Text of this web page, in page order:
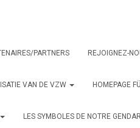
PARTNERS REJOIGNEZ-
VAN DE VZW HOMEPAGE
LES SYMBOLES DE NOTRE